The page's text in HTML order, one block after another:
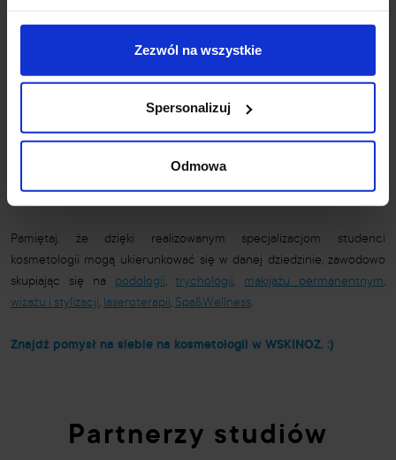
Zezwól na wszystkie
Spersonalizuj
Odmowa
nauczyciel i szkoleniowiec
technikach, szkołach policealnych, szkołach wyższych, jak również
może prowadzić działalność szkoleniową;
dziennikarz, copywriter, autor videoblogów– kosmetolog jako
Pamiętaj, że dzięki realizowanym specjalizacjom studenci
kosmetologii mogą ukierunkować się w danej dziedzinie, zawodowo
skupiając się na podologii,trychologii, makijażu permanentnym,
wizażu i stylizacji, laseroterapii, Spa&Wellness.
Znajdź pomysł na siebie na kosmetologii w WSKINOZ. :)
Partnerzy studiów